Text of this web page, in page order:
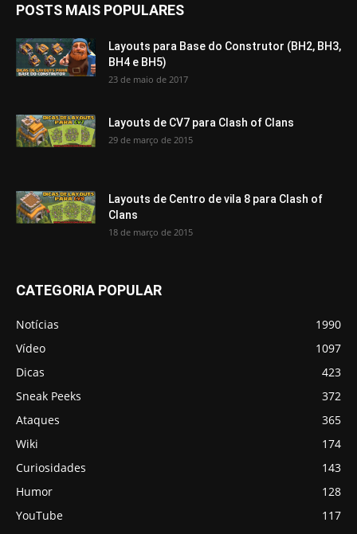
POSTS MAIS POPULARES
Layouts para Base do Construtor (BH2, BH3,
BH4 e BH5)
23 de maio de 2017
Layouts de CV7 para Clash of Clans
29 de março de 2015
Layouts de Centro de vila 8 para Clash of
Clans
18 de março de 2015
CATEGORIA POPULAR
Notícias
1990
Vídeo
1097
Dicas
423
Sneak Peeks
372
Ataques
365
Wiki
174
Curiosidades
143
Humor
128
YouTube
117